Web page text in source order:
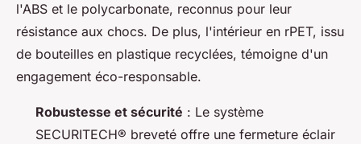
l'ABS et le polycarbonate, reconnus pour leur
résistance aux chocs. De plus, l'intérieur en rPET, issu
de bouteilles en plastique recyclées, témoigne d'un
engagement éco-responsable.
Robustesse et sécurité : Le système
SECURITECH® breveté offre une fermeture éclair